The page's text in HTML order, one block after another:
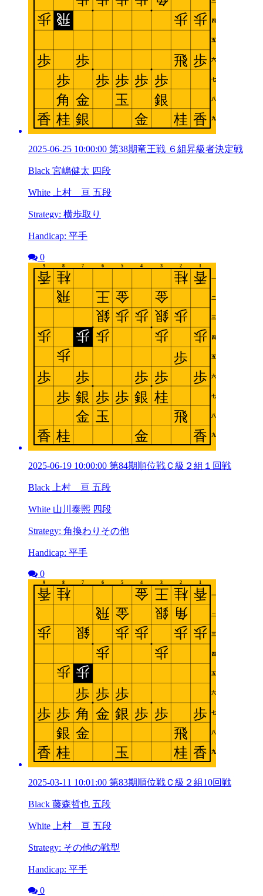
2025-06-25 10:00:00 第38期竜王戦 ６組昇級者決定戦
Black 宮嶋健太 四段
White 上村 亘 五段
Strategy: 横歩取り
Handicap: 平手
0
2025-06-19 10:00:00 第84期順位戦Ｃ級２組１回戦
Black 上村 亘 五段
White 山川泰熙 四段
Strategy: 角換わりその他
Handicap: 平手
0
2025-03-11 10:01:00 第83期順位戦Ｃ級２組10回戦
Black 藤森哲也 五段
White 上村 亘 五段
Strategy: その他の戦型
Handicap: 平手
0